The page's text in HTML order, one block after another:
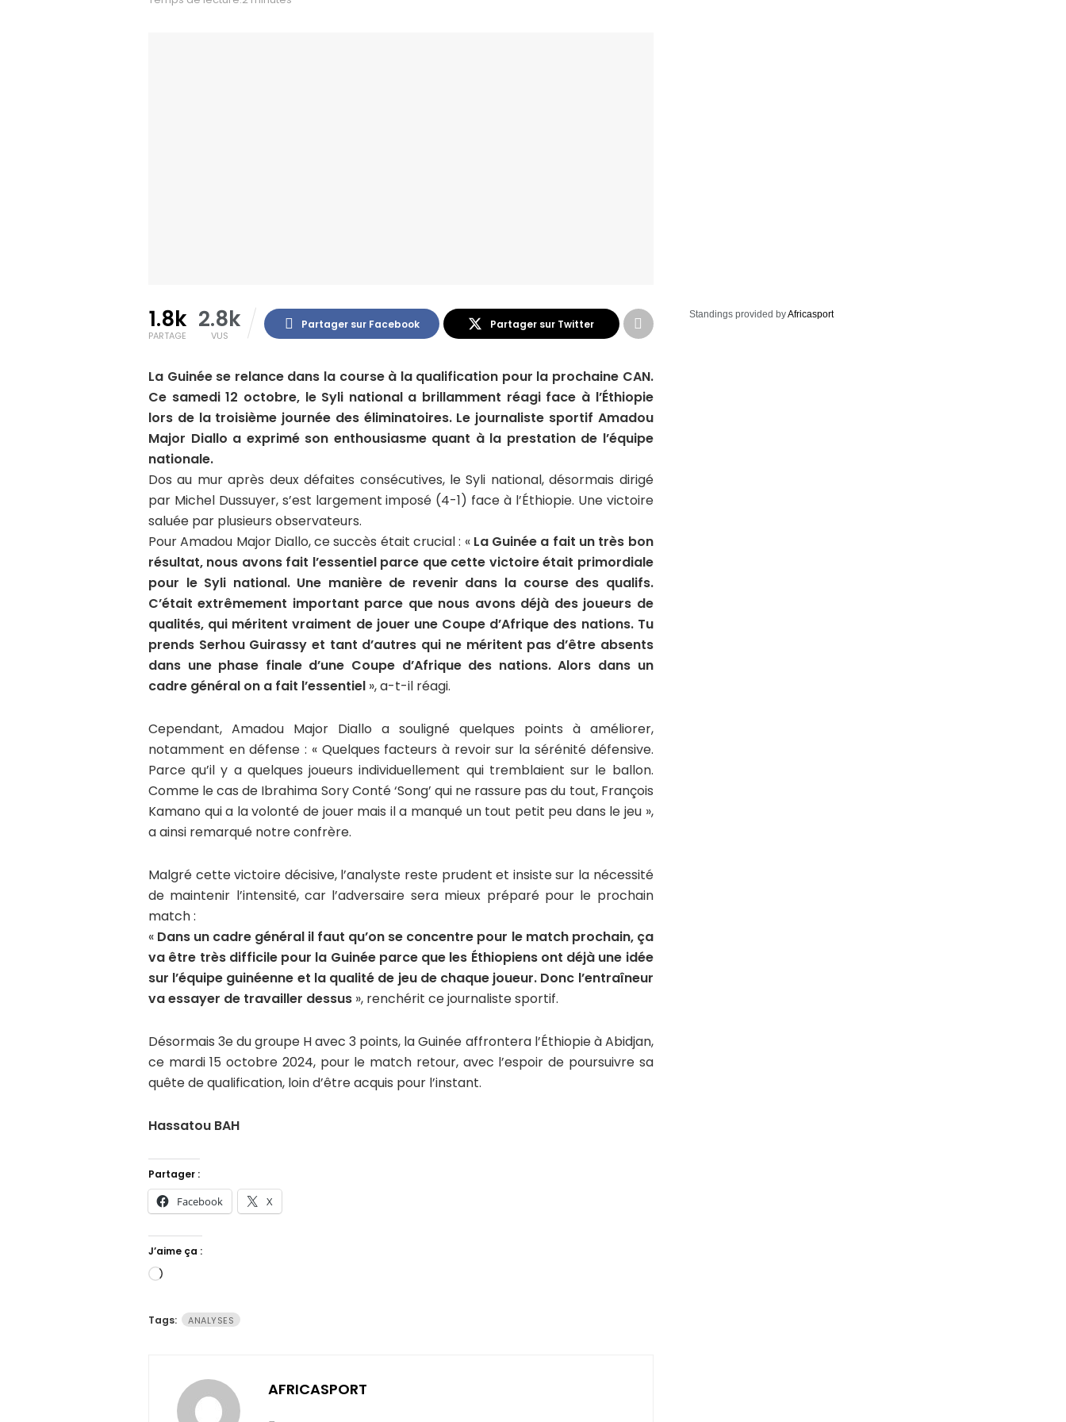
1.8k
PARTAGE
2.8k
VUS
Partager sur Facebook Partager sur Twitter
La Guinée se relance dans la course à la qualification pour la prochaine CAN.
Ce samedi 12 octobre, le Syli national a brillamment réagi face à l’Éthiopie
lors de la troisième journée des éliminatoires. Le journaliste sportif Amadou
Major Diallo a exprimé son enthousiasme quant à la prestation de l’équipe
nationale.
Dos au mur après deux défaites consécutives, le Syli national, désormais dirigé
par Michel Dussuyer, s’est largement imposé (4-1) face à l’Éthiopie. Une victoire
saluée par plusieurs observateurs.
Pour Amadou Major Diallo, ce succès était crucial : «La Guinée a fait un très bon
résultat, nous avons fait l’essentiel parce que cette victoire était primordiale
pour le Syli national. Une manière de revenir dans la course des qualifs.
C’était extrêmement important parce que nous avons déjà des joueurs de
qualités, qui méritent vraiment de jouer une Coupe d’Afrique des nations. Tu
prends Serhou Guirassy et tant d’autres qui ne méritent pas d’être absents
dans une phase finale d’une Coupe d’Afrique des nations. Alors dans un
cadre général on a fait l’essentiel », a-t-il réagi.
Cependant, Amadou Major Diallo a souligné quelques points à améliorer,
notamment en défense : « Quelques facteurs à revoir sur la sérénité défensive.
Parce qu’il y a quelques joueurs individuellement qui tremblaient sur le ballon.
Comme le cas de Ibrahima Sory Conté ‘Song’ qui ne rassure pas du tout, François
Kamano qui a la volonté de jouer mais il a manqué un tout petit peu dans le jeu »,
a ainsi remarqué notre confrère.
Malgré cette victoire décisive, l’analyste reste prudent et insiste sur la nécessité
de maintenir l’intensité, car l’adversaire sera mieux préparé pour le prochain
match :
« Dans un cadre général il faut qu’on se concentre pour le match prochain, ça
va être très difficile pour la Guinée parce que les Éthiopiens ont déjà une idée
sur l’équipe guinéenne et la qualité de jeu de chaque joueur. Donc l’entraîneur
va essayer de travailler dessus », renchérit ce journaliste sportif.
Désormais 3e du groupe H avec 3 points, la Guinée affrontera l’Éthiopie à Abidjan,
ce mardi 15 octobre 2024, pour le match retour, avec l’espoir de poursuivre sa
quête de qualification, loin d’être acquis pour l’instant.
Hassatou BAH
Partager :
Facebook X
J’aime ça :
Chargement…
Tags: ANALYSES
AFRICASPORT
Standings provided byAfricasport